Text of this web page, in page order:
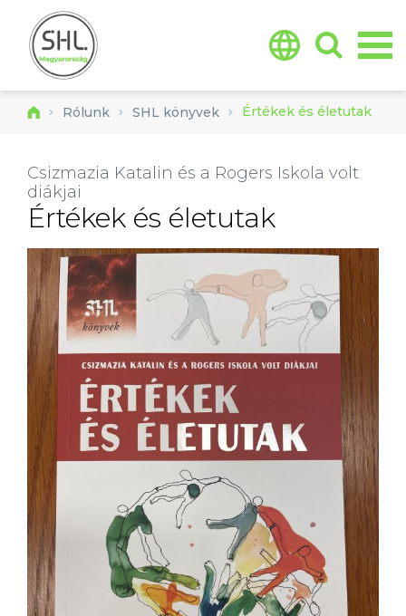
Rólunk SHL könyvek Értékek és életutak
Csizmazia Katalin és a Rogers Iskola volt
diákjai
Értékek és életutak